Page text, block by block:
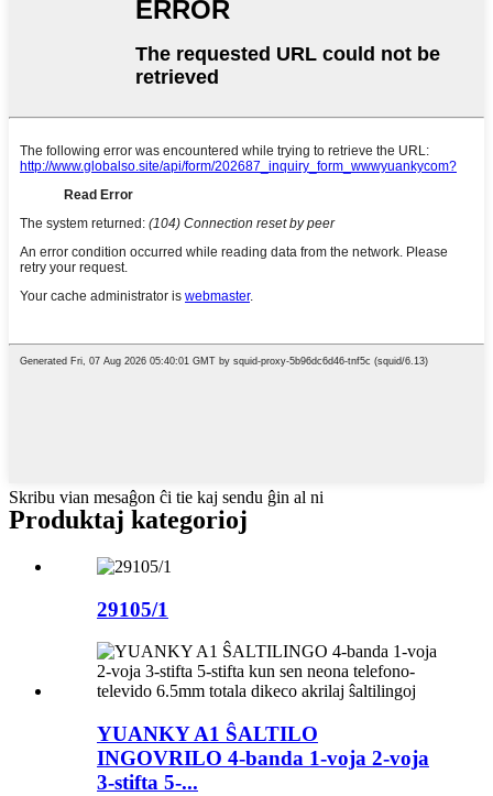
Skribu vian mesaĝon ĉi tie kaj sendu ĝin al ni
Produktaj kategorioj
29105/1
YUANKY A1 ŜALTILO
INGOVRILO 4-banda 1-voja 2-voja
3-stifta 5-...